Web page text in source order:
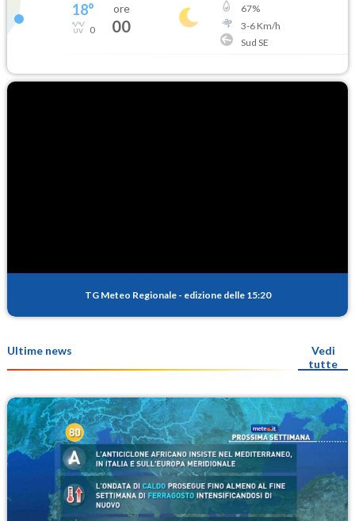
18°
0
ore
00
67%
3-6Km/h
Sud SE
TG Meteo Regionale - edizione delle 15:20
Ultime news
Vedi
tutte